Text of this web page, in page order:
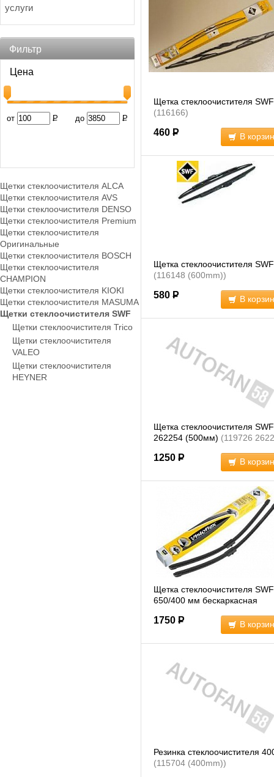
услуги
Фильтр
Цена
от Р до Р
Щетки стеклоочистителя ALCA
Щетки стеклоочистителя AVS
Щетки стеклоочистителя DENSO
Щетки стеклоочистителя Premium
Щетки стеклоочистителя
Оригинальные
Щетки стеклоочистителя BOSCH
Щетки стеклоочистителя
CHAMPION
Щетки стеклоочистителя KIOKI
Щетки стеклоочистителя MASUMA
Щетки стеклоочистителя SWF
Щетки стеклоочистителя Trico
Щетки стеклоочистителя
VALEO
Щетки стеклоочистителя
HEYNER
Щетка стеклоочистителя SWF
(116166)
460 Р В
Щетка стеклоочистителя SWF
(116148 (600mm))
580 Р В
Щетка стеклоочистителя SWF
262254 (500мм) (119726
1250 Р В
Щетка стеклоочистителя SWF
650/400 мм бескаркасная
(119385)
1750 Р В
Резинка стеклоочистителя
(115704 (400mm))